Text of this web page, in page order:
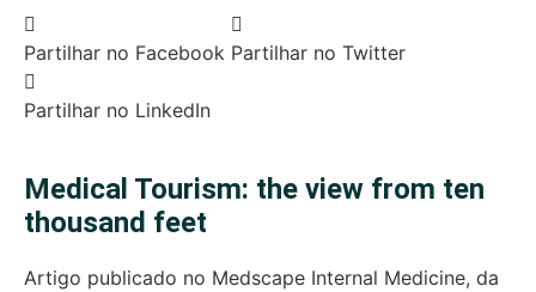
Partilhar no Facebook Partilhar no Twitter
Partilhar no LinkedIn
Medical Tourism: the view from ten
thousand feet
Artigo publicado no Medscape Internal Medicine, da